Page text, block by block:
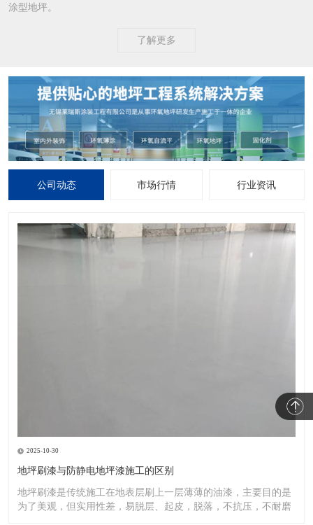
涂型地坪。
了解更多
公司动态 市场行情 行业资讯
2025-10-30
地坪刷漆与防静电地坪漆施工的区别
地坪刷漆是传统施工在地表层刷上一层薄薄的油漆，主要目的是
为了美观，但实用性差，易脱层、起皮，脱落，不抗压，不耐磨